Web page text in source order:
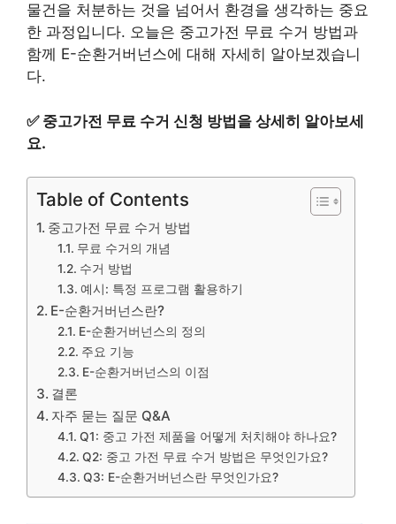
물건을 처분하는 것을 넘어서 환경을 생각하는 중요
한 과정입니다. 오늘은 중고가전 무료 수거 방법과
함께 E-순환거버넌스에 대해 자세히 알아보겠습니
다.
✅ 중고가전 무료 수거 신청 방법을 상세히 알아보세
요.
Table of Contents
중고가전 무료 수거 방법
무료 수거의 개념
수거 방법
예시: 특정 프로그램 활용하기
E-순환거버넌스란?
E-순환거버넌스의 정의
주요 기능
E-순환거버넌스의 이점
결론
자주 묻는 질문 Q&A
Q1: 중고 가전 제품을 어떻게 처치해야 하나요?
Q2: 중고 가전 무료 수거 방법은 무엇인가요?
Q3: E-순환거버넌스란 무엇인가요?